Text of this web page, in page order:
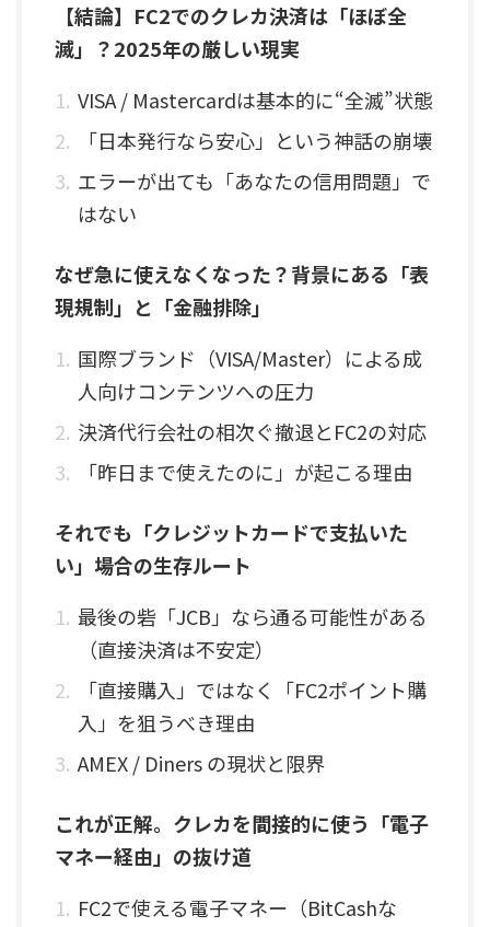
【結論】FC2でのクレカ決済は「ほぼ全
滅」？2025年の厳しい現実
VISA / Mastercardは基本的に“全滅”状態
「日本発行なら安心」という神話の崩壊
エラーが出ても「あなたの信用問題」で
はない
なぜ急に使えなくなった？背景にある「表
現規制」と「金融排除」
国際ブランド（VISA/Master）による成
人向けコンテンツへの圧力
決済代行会社の相次ぐ撤退とFC2の対応
「昨日まで使えたのに」が起こる理由
それでも「クレジットカードで支払いた
い」場合の生存ルート
最後の砦「JCB」なら通る可能性がある
（直接決済は不安定）
「直接購入」ではなく「FC2ポイント購
入」を狙うべき理由
AMEX / Diners の現状と限界
これが正解。クレカを間接的に使う「電子
マネー経由」の抜け道
FC2で使える電子マネー（BitCashな